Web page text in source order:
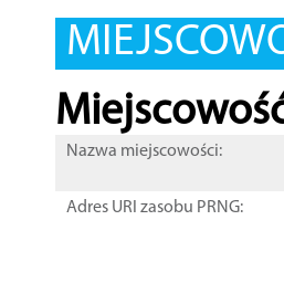
Nazwa miejscowości:
Adres URI zasobu PRNG: